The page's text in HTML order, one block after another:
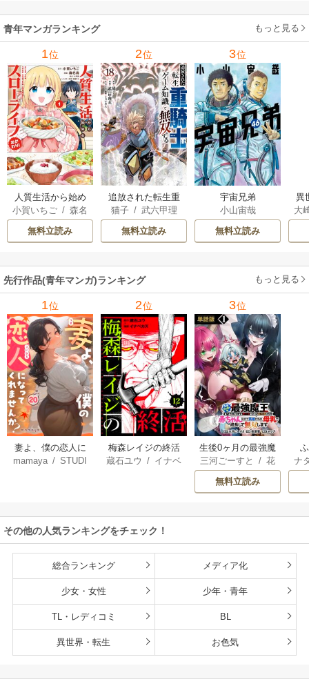
の
れ
メ
青年マンガランキング もっと見る
1位
人質生活から始め
るスローライフ
小賀いちご /森名
尚
無料立読み
2位
追放された転生重
騎士はゲーム知識
で無双する
猫子/ 武六甲理
衣/じゃいあん
無料立読み
3位
宇宙兄弟
小山宙哉
無料立読み
異
は
大
Ａ
先行作品(青年マンガ)ランキング もっと見る
1位
妻よ、僕の恋人に
なってくれません
mamaya/STUDI
2位
梅森レイジの終活
蔵石ユウ / イナベ
3位
生後0ヶ月の最強魔
王 食べるだけ強
くなるチート能力
持ち転生者だけど
雄たちの母乳で成
三河ごーすと /花
房雪/ マップ
無料立読み
ナ
その他の人気ランキングをチェック！
総合ランキング メディア化
少女・女性 少年・青年
TL・レディコミ BL
異世界・転生 お色気